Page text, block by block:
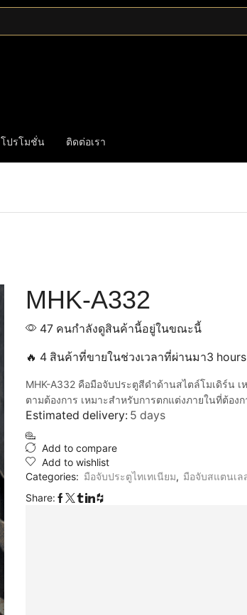
โปรโมชั่น ติดต่อเรา
MHK-A332
47 คนกำลังดูสินค้านี้อยู่ในขณะนี้
🔥 4 สินค้าที่ขายในช่วงเวลาที่ผ่านมา3 hours
MHK-A332 คือมือจับประตูสีดำด้านสไตล์โมเดิร์น
ตามต้องการ เหมาะสำหรับการตกแต่งภายในที่ต้อง
Estimated delivery: 5 days
Add to compare
Add to wishlist
Categories: มือจับประตูไทเทเนียม, มือจับสแตนเล
Share: